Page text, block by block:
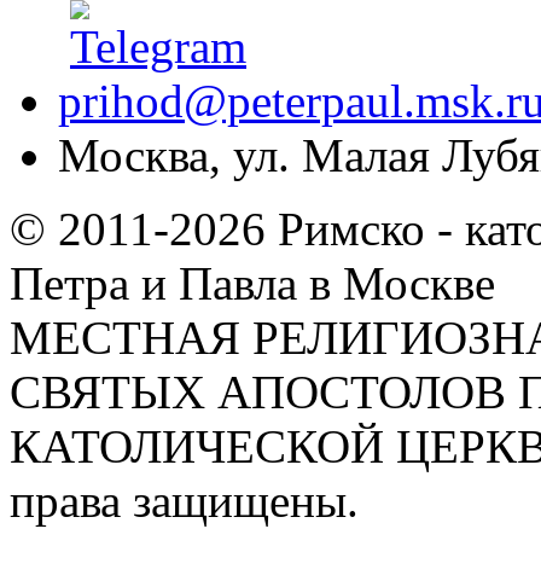
Москва, ул. Малая
© 2011-2026 Римско -
Петра и Павла в Москве
МЕСТНАЯ
СВЯТЫХ АПОСТОЛОВ
КАТОЛИЧЕСКОЙ
права защищены.